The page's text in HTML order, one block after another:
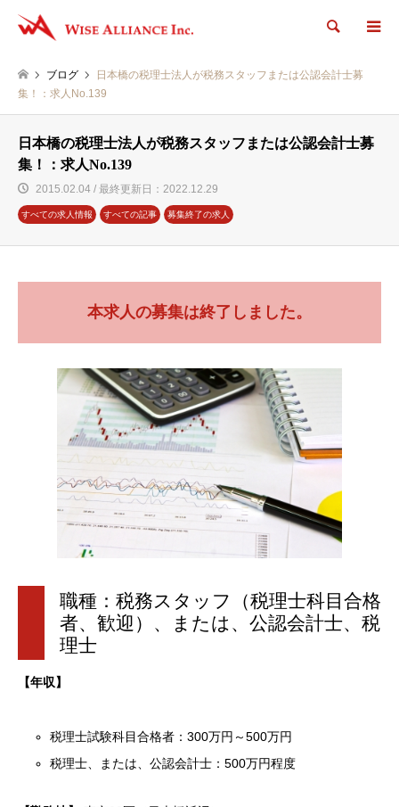
検索
ブログ
日本橋の税理士法人が税務スタッフまたは公認会計士募
集！：求人No.139
日本橋の税理士法人が税務スタッフまたは公認会計士募
集！：求人No.139
2015.02.04 / 最終更新日：2022.12.29
すべての求人情報 すべての記事 募集終了の求人
本求人の募集は終了しました。
職種：税務スタッフ（税理士科目合格
者、歓迎）、または、公認会計士、税
理士
【年収】
税理士試験科目合格者：300万円～500万円
税理士、または、公認会計士：500万円程度